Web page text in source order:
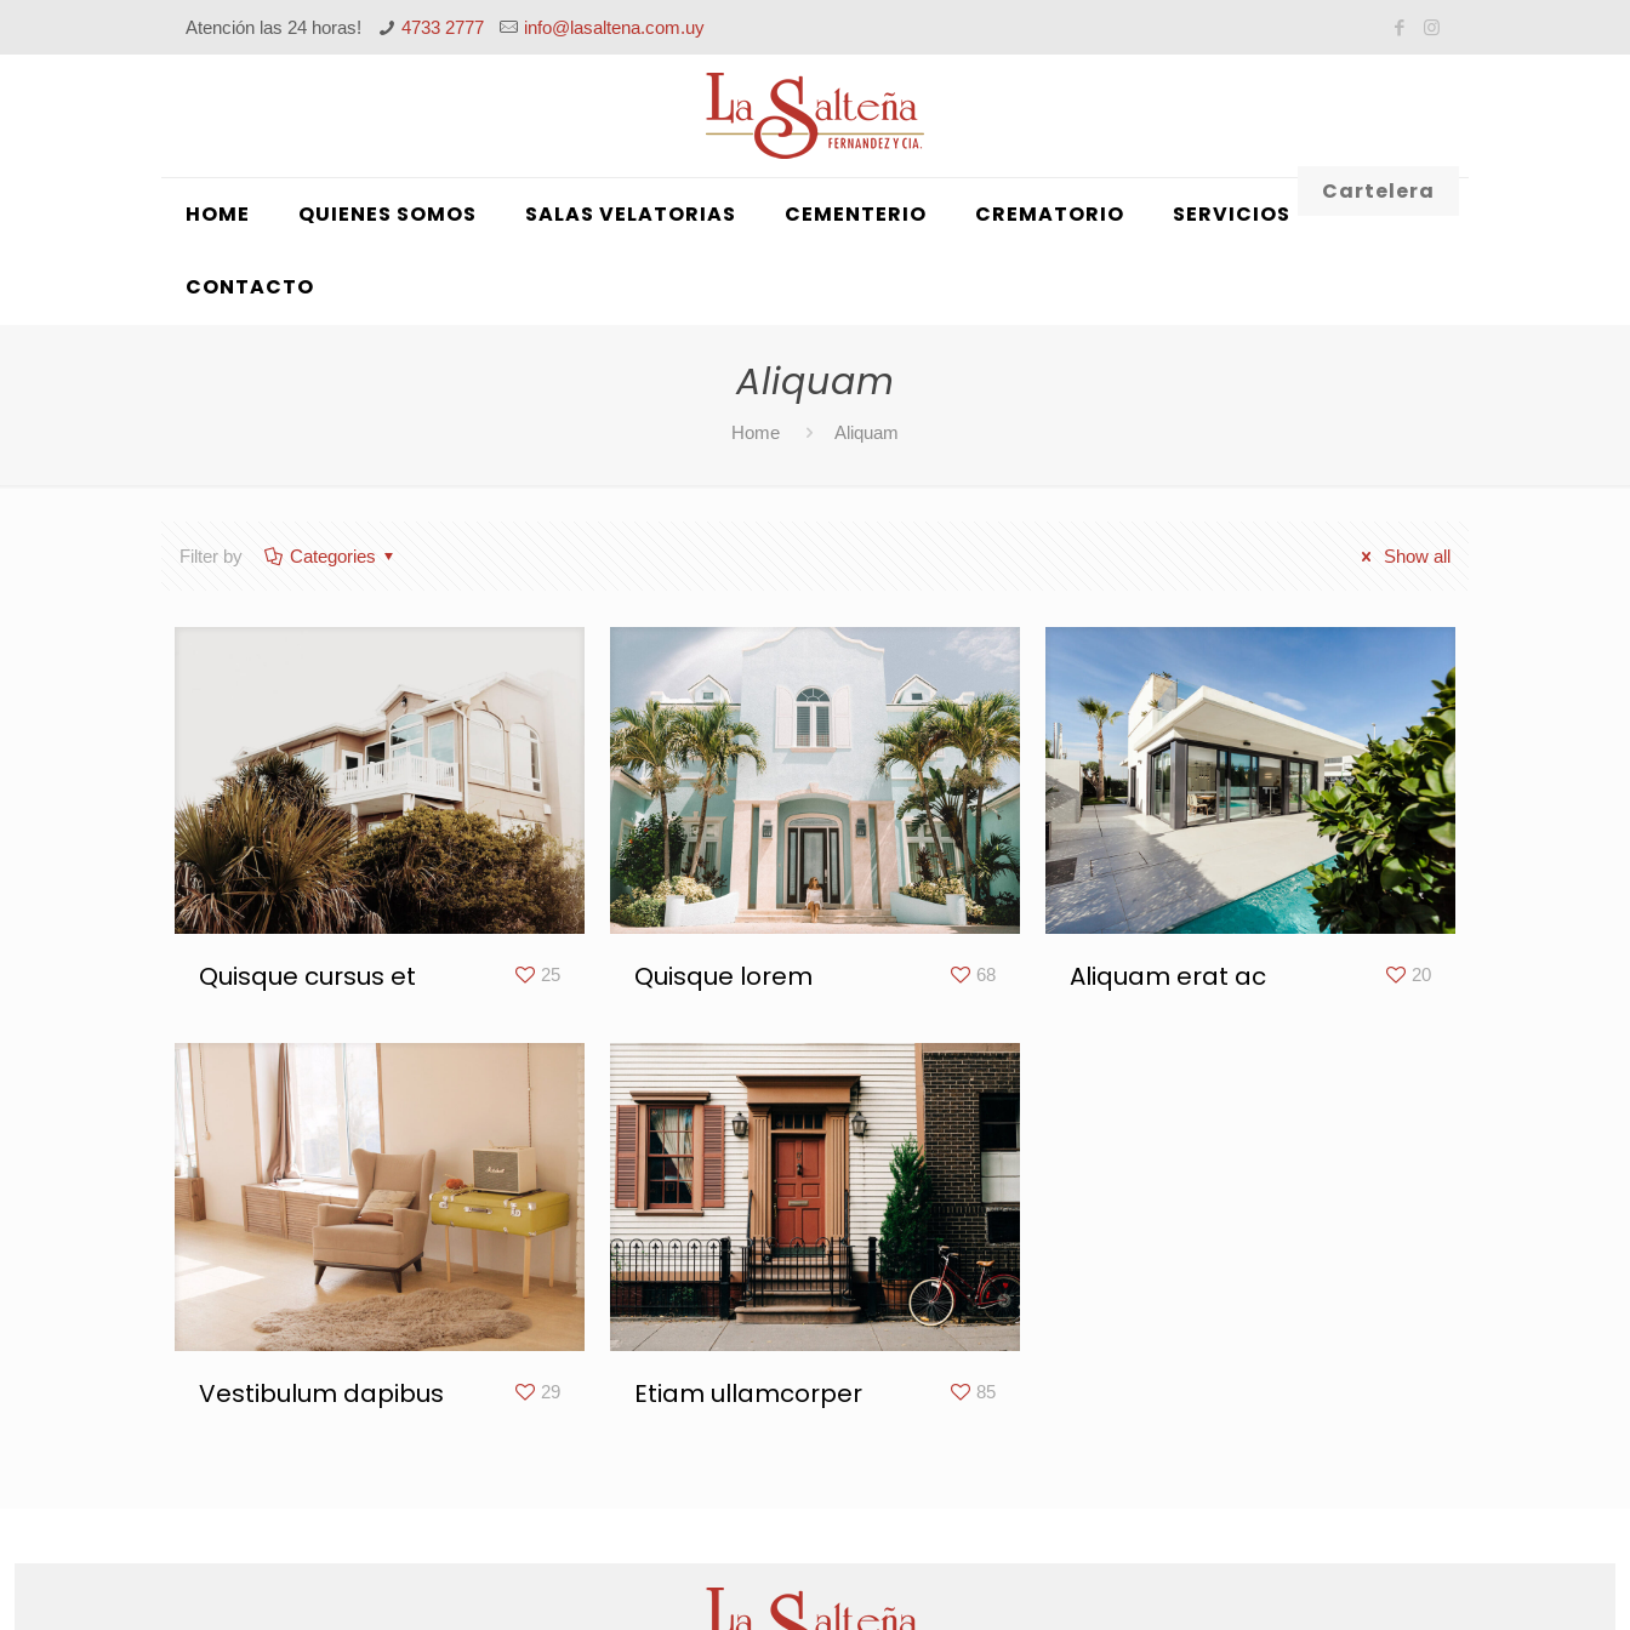
Atención las 24 horas! 4733 2777 info@lasaltena.com.uy
HOME QUIENES SOMOS SALAS VELATORIAS CEMENTERIO CREMATORIO SERVICIOS
CONTACTO
Cartelera
Aliquam
Home Aliquam
Filter by Categories Show all
Quisque cursus et 25 Quisque lorem 68 Aliquam erat ac 20
Vestibulum dapibus 29 Etiam ullamcorper 85